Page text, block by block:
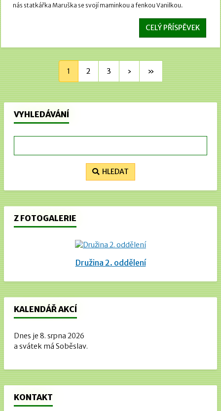
nás statkářka Maruška se svojí maminkou a fenkou Vanilkou.
CELÝ PŘÍSPĚVEK
1 2 3 › »
VYHLEDÁVÁNÍ
HLEDAT
Z FOTOGALERIE
Družina 2. oddělení
KALENDÁŘ AKCÍ
Dnes je 8. srpna 2026
a svátek má Soběslav.
KONTAKT